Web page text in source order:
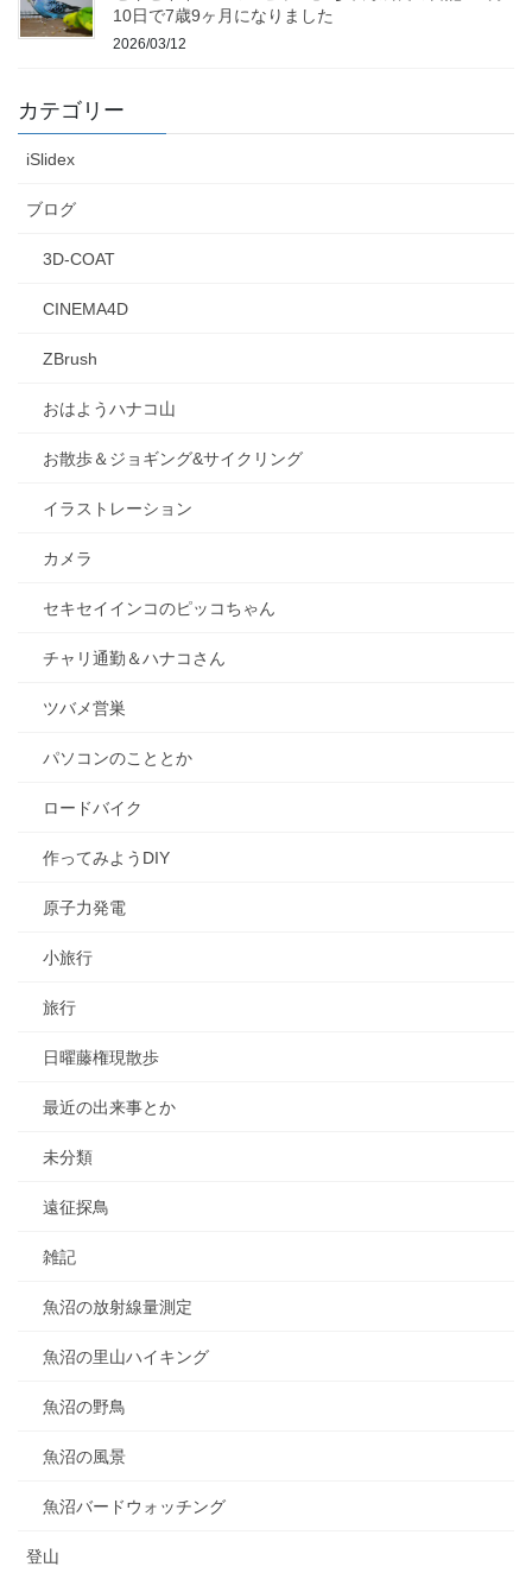
10日で7歳9ヶ月になりました
2026/03/12
カテゴリー
iSlidex
ブログ
3D-COAT
CINEMA4D
ZBrush
おはようハナコ山
お散歩＆ジョギング&サイクリング
イラストレーション
カメラ
セキセイインコのピッコちゃん
チャリ通勤＆ハナコさん
ツバメ営巣
パソコンのこととか
ロードバイク
作ってみようDIY
原子力発電
小旅行
旅行
日曜藤権現散歩
最近の出来事とか
未分類
遠征探鳥
雑記
魚沼の放射線量測定
魚沼の里山ハイキング
魚沼の野鳥
魚沼の風景
魚沼バードウォッチング
登山